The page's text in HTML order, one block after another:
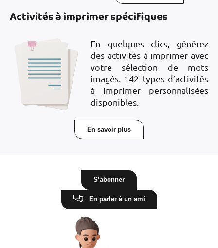
Activités à imprimer spécifiques
En quelques clics, générez
des activités à imprimer avec
votre sélection de mots
imagés. 142 types d’activités
à imprimer personnalisées
disponibles.
En savoir plus
S’abonner
En parler à un ami